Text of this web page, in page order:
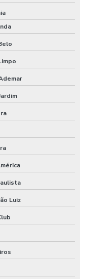
Medicamentos
Químicos
Luiz